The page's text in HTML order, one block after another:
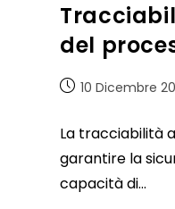
del
10 Dicembre
La tracciabilità
garantire la
capacità di…